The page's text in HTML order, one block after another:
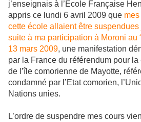
j’enseignais à l’École Française
appris ce lundi 6 avril 2009 que
cette école allaient être suspendues
suite à ma participation à Moroni au
13 mars 2009, une manifestation
par la France du référendum pour
de l’île comorienne de Mayotte,
condamné par l’Etat comorien,
Nations unies.
L’ordre de suspendre mes cours